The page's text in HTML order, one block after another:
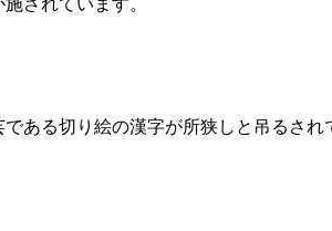
ある切り絵の漢字が所狭しと吊るさ